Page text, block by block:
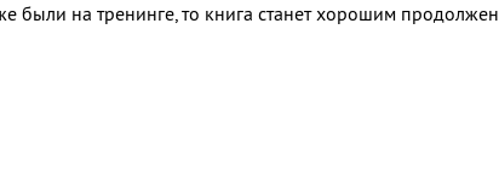
были на тренинге, то книга станет хорошим